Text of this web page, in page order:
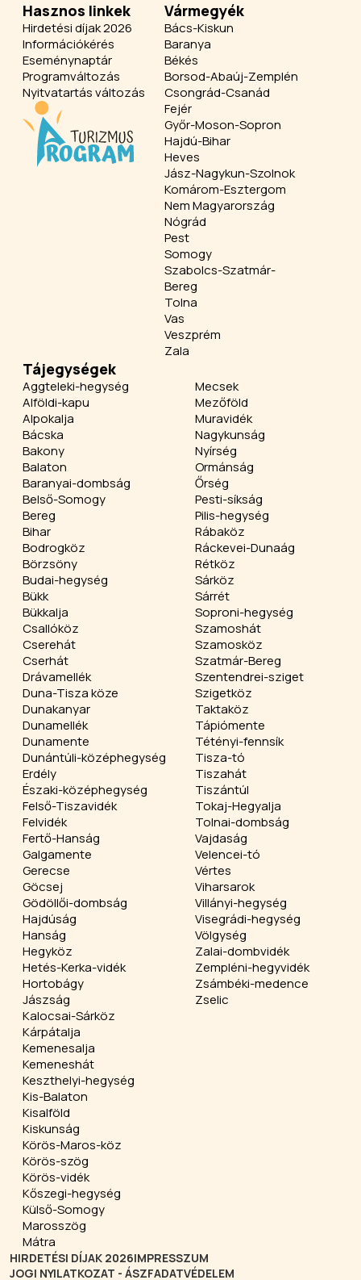
Hasznos linkek
Hirdetési díjak 2026
Információkérés
Eseménynaptár
Programváltozás
Nyitvatartás változás
Vármegyék
Bács-Kiskun
Baranya
Békés
Borsod-Abaúj-Zemplén
Csongrád-Csanád
Fejér
Győr-Moson-Sopron
Hajdú-Bihar
Heves
Jász-Nagykun-Szolnok
Komárom-Esztergom
Nem Magyarország
Nógrád
Pest
Somogy
Szabolcs-Szatmár-
Bereg
Tolna
Vas
Veszprém
Zala
Tájegységek
Aggteleki-hegység
Alföldi-kapu
Alpokalja
Bácska
Bakony
Balaton
Baranyai-dombság
Belső-Somogy
Bereg
Bihar
Bodrogköz
Börzsöny
Budai-hegység
Bükk
Bükkalja
Csallóköz
Cserehát
Cserhát
Drávamellék
Duna-Tisza köze
Dunakanyar
Dunamellék
Dunamente
Dunántúli-középhegység
Erdély
Északi-középhegység
Felső-Tiszavidék
Felvidék
Fertő-Hanság
Galgamente
Gerecse
Göcsej
Gödöllői-dombság
Hajdúság
Hanság
Hegyköz
Hetés-Kerka-vidék
Hortobágy
Jászság
Kalocsai-Sárköz
Kárpátalja
Kemenesalja
Kemeneshát
Keszthelyi-hegység
Kis-Balaton
Kisalföld
Kiskunság
Körös-Maros-köz
Körös-szög
Körös-vidék
Kőszegi-hegység
Külső-Somogy
Marosszög
Mátra
Mecsek
Mezőföld
Muravidék
Nagykunság
Nyírség
Ormánság
Őrség
Pesti-síkság
Pilis-hegység
Rábaköz
Ráckevei-Dunaág
Rétköz
Sárköz
Sárrét
Soproni-hegység
Szamoshát
Szamosköz
Szatmár-Bereg
Szentendrei-sziget
Szigetköz
Taktaköz
Tápiómente
Tétényi-fennsík
Tisza-tó
Tiszahát
Tiszántúl
Tokaj-Hegyalja
Tolnai-dombság
Vajdaság
Velencei-tó
Vértes
Viharsarok
Villányi-hegység
Visegrádi-hegység
Völgység
Zalai-dombvidék
Zempléni-hegyvidék
Zsámbéki-medence
Zselic
HIRDETÉSI DÍJAK 2026IMPRESSZUM
JOGI NYILATKOZAT - ÁSZFADATVÉDELEM